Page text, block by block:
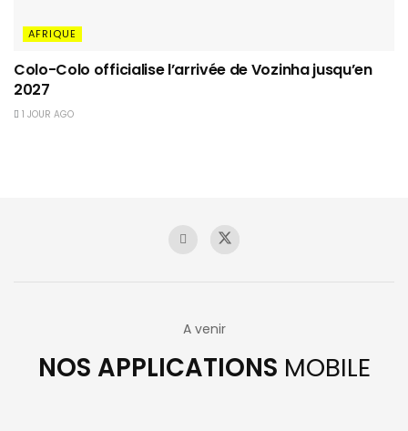
AFRIQUE
Colo-Colo officialise l’arrivée de Vozinha jusqu’en
2027
1 JOUR AGO
A venir
NOS APPLICATIONS MOBILE